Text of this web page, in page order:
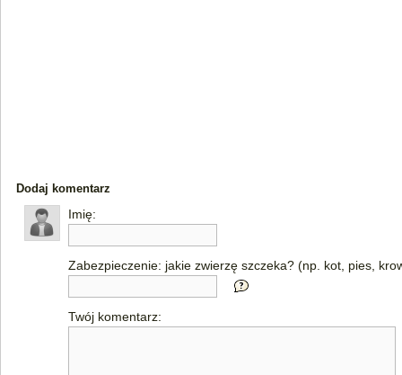
Dodaj komentarz
Imię:
Zabezpieczenie: jakie zwierzę szczeka? (np. kot, pies,
Twój komentarz: